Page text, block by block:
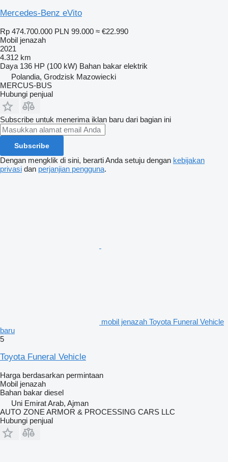
Mercedes-Benz eVito
Rp 474.700.000 PLN 99.000 ≈ €22.990
Mobil jenazah
2021
4.312 km
Daya 136 HP (100 kW) Bahan bakar elektrik
Polandia, Grodzisk Mazowiecki
MERCUS-BUS
Hubungi penjual
Subscribe untuk menerima iklan baru dari bagian ini
Subscribe
Dengan mengklik di sini, berarti Anda setuju dengan kebijakan
privasi dan perjanjian pengguna.
mobil jenazah Toyota Funeral Vehicle
baru
5
Toyota Funeral Vehicle
Harga berdasarkan permintaan
Mobil jenazah
Bahan bakar diesel
Uni Emirat Arab, Ajman
AUTO ZONE ARMOR & PROCESSING CARS LLC
Hubungi penjual